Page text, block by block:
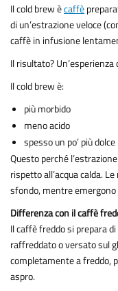
Il cold brew ècaffè
di un’estrazione veloce
caffè in infusione
Il risultato?
Il cold brew è:
più morbido
meno acido
spesso un po’ più
Questo perché
rispetto all’acqua calda.
sfondo, mentre
Differenza con il caffè
Il caffè freddo si prepara
raffreddato o versato sul
completamente a freddo,
aspro.